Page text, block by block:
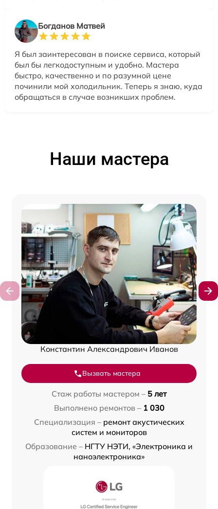
Богданов Матвей
Я был заинтересован в поиске сервиса, который
был бы легкодоступным и удобно. Мастера
быстро, качественно и по разумной цене
починили мой холодильник. Теперь я знаю, куда
обращаться в случае возникших проблем.
Наши мастера
Константин Александрович Иванов
Вызвать мастера
Стаж работы мастером – 5 лет
Выполнено ремонтов – 1 030
Специализация – ремонт акустических
систем и мониторов
Образование – НГТУ НЭТИ, «Электроника и
наноэлектроника»